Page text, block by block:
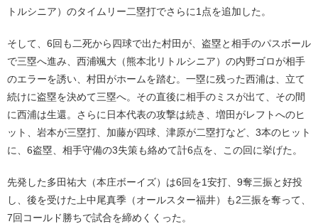
トルシニア）のタイムリー二塁打でさらに1点を追加した。
そして、6回も二死から四球で出た村田が、盗塁と相手のパスボール
で三塁へ進み、西浦颯大（熊本北リトルシニア）の内野ゴロが相手
のエラーを誘い、村田がホームを踏む。一塁に残った西浦は、立て
続けに盗塁を決めて三塁へ。その直後に相手のミスが出て、その間
に西浦は生還。さらに日本代表の攻撃は続き、増田がレフトへのヒ
ット、岩本が三塁打、加藤が四球、津原が二塁打など、3本のヒット
に、6盗塁、相手守備の3失策も絡めて計6点を、この回に挙げた。
先発した多田祐大（本庄ボーイズ）は6回を1安打、9奪三振と好投
し、後を受けた上中尾真季（オールスター福井）も2三振を奪って、
7回コールド勝ちで試合を締めくくった。